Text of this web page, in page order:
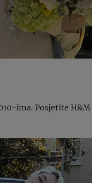
ima. Posjetite